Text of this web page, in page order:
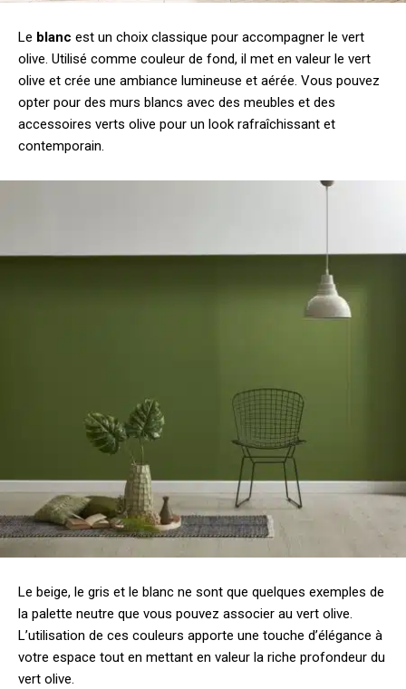
Le blanc est un choix classique pour accompagner le vert
olive. Utilisé comme couleur de fond, il met en valeur le vert
olive et crée une ambiance lumineuse et aérée. Vous pouvez
opter pour des murs blancs avec des meubles et des
accessoires verts olive pour un look rafraîchissant et
contemporain.
Le beige, le gris et le blanc ne sont que quelques exemples de
la palette neutre que vous pouvez associer au vert olive.
L’utilisation de ces couleurs apporte une touche d’élégance à
votre espace tout en mettant en valeur la riche profondeur du
vert olive.